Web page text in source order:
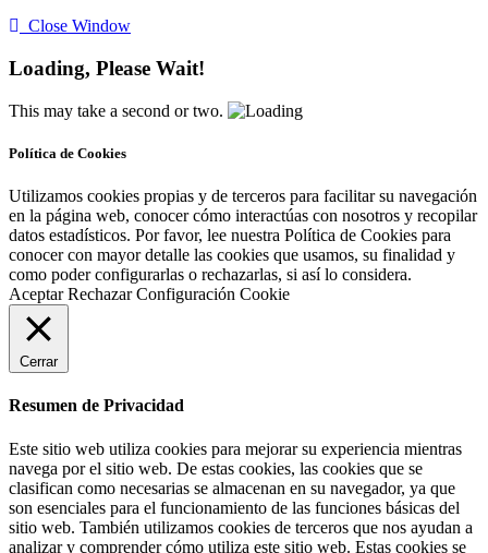
Close Window
Loading, Please Wait!
This may take a second or two.
Política de Cookies
Utilizamos cookies propias y de terceros para facilitar su navegación
en la página web, conocer cómo interactúas con nosotros y recopilar
datos estadísticos. Por favor, lee nuestra Política de Cookies para
conocer con mayor detalle las cookies que usamos, su finalidad y
como poder configurarlas o rechazarlas, si así lo considera.
Aceptar Rechazar Configuración Cookie
Cerrar
Resumen de Privacidad
Este sitio web utiliza cookies para mejorar su experiencia mientras
navega por el sitio web. De estas cookies, las cookies que se
clasifican como necesarias se almacenan en su navegador, ya que
son esenciales para el funcionamiento de las funciones básicas del
sitio web. También utilizamos cookies de terceros que nos ayudan a
analizar y comprender cómo utiliza este sitio web. Estas cookies se